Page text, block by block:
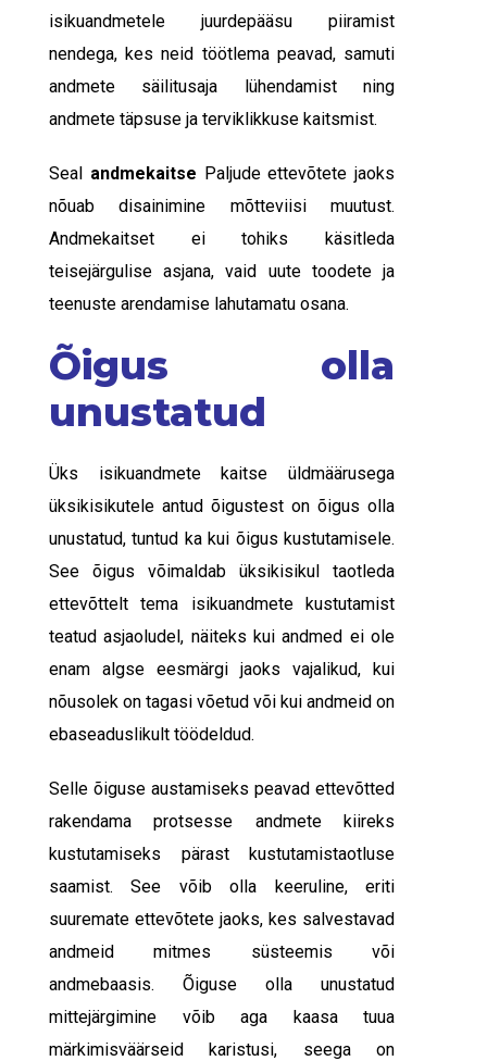
isikuandmetele juurdepääsu piiramist
nendega, kes neid töötlema peavad, samuti
andmete säilitusaja lühendamist ning
andmete täpsuse ja terviklikkuse kaitsmist.
Seal andmekaitse Paljude ettevõtete jaoks
nõuab disainimine mõtteviisi muutust.
Andmekaitset ei tohiks käsitleda
teisejärgulise asjana, vaid uute toodete ja
teenuste arendamise lahutamatu osana.
Õigus olla
unustatud
Üks isikuandmete kaitse üldmäärusega
üksikisikutele antud õigustest on õigus olla
unustatud, tuntud ka kui õigus kustutamisele.
See õigus võimaldab üksikisikul taotleda
ettevõttelt tema isikuandmete kustutamist
teatud asjaoludel, näiteks kui andmed ei ole
enam algse eesmärgi jaoks vajalikud, kui
nõusolek on tagasi võetud või kui andmeid on
ebaseaduslikult töödeldud.
Selle õiguse austamiseks peavad ettevõtted
rakendama protsesse andmete kiireks
kustutamiseks pärast kustutamistaotluse
saamist. See võib olla keeruline, eriti
suuremate ettevõtete jaoks, kes salvestavad
andmeid mitmes süsteemis või
andmebaasis. Õiguse olla unustatud
mittejärgimine võib aga kaasa tuua
märkimisväärseid karistusi, seega on